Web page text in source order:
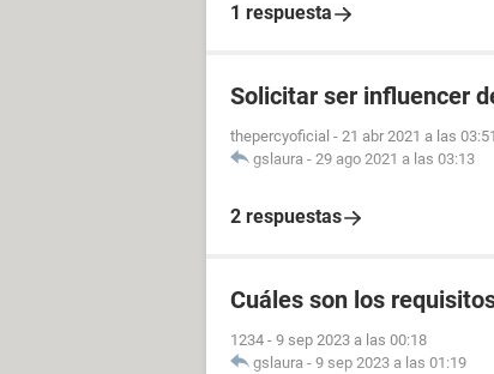
1 respuesta
Solicitar ser influencer
thepercyoficial - 21 abr 2021 a las 03:51
gslaura - 29 ago 2021 a las 03:13
2 respuestas
Cuáles son los
1234 - 9 sep 2023 a las 00:18
gslaura - 9 sep 2023 a las 01:19